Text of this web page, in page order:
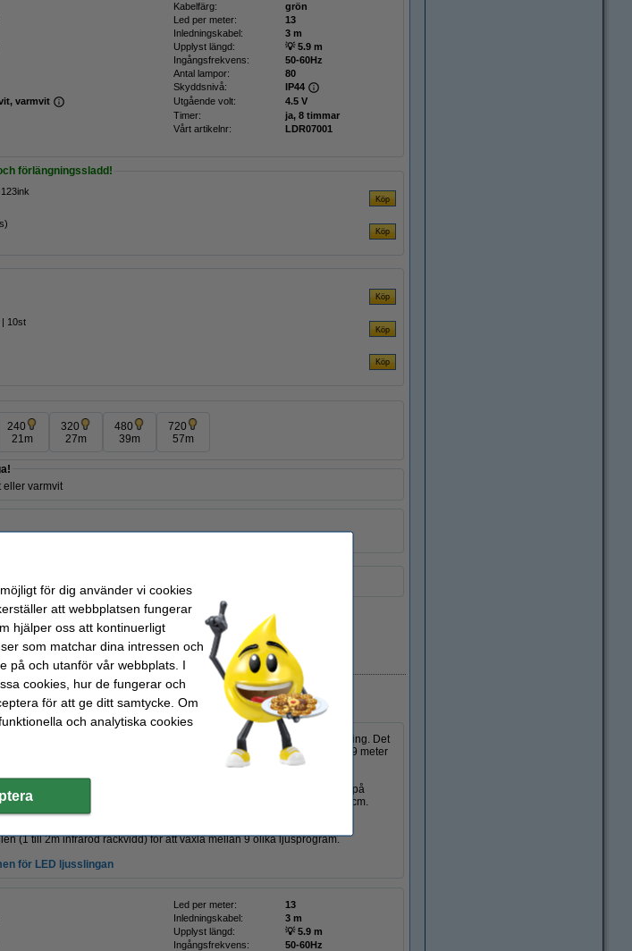
Kabelfärg:
grön
Led per meter:
13
Inledningskabel:
3 m
Upplyst längd:
💡 5.9 m
Ingångsfrekvens:
50-60Hz
Antal lampor:
80
Skyddsnivå:
IP44
varmvit Utgående volt:
4.5 V
Timer:
ja, 8 timmar
Vårt artikelnr:
LDR07001
förlängningssladd!
| 10st
240
21m
320
27m
480
39m
720
57m
eller varmvit
i lager
i en ljusslinga
123ink kan man enkelt växla mellan varmvit eller kallvit belysning. Det
fjärrkontrollen. Den 8,9m långa sladden har en belyst längd på 5,9 meter
mörkgrön sladd. De sitter 13 lampor per meter och alla med ett avstånd på
kan du lysa upp ett staket, balkongräcke eller en ett träd på 50 till 100cm.
och utomhus. Den passar perfekt att använda som Julbelysning.
(1 till 2m infraröd räckvidd) för att växla mellan 9 olika ljusprogram.
för LED ljusslingan
Led per meter:
13
Inledningskabel:
3 m
Upplyst längd:
💡 5.9 m
Ingångsfrekvens:
50-60Hz
för dig använder vi cookies
att webbplatsen fungerar
hjälper oss att kontinuerligt
som matchar dina intressen och
på och utanför vår webbplats. I
cookies, hur de fungerar och
för att ge ditt samtycke. Om
och analytiska cookies